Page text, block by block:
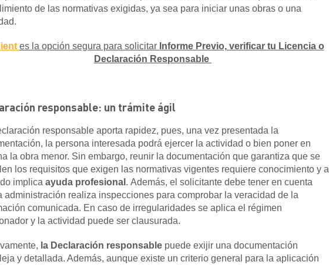
de las normativas exigidas, ya sea para iniciar unas obras o una
es la opción segura para solicitar Informe Previo, verificar tu Licencia o
Declaración Responsable
responsable: un trámite ágil
responsable aporta rapidez, pues, una vez presentada la
la persona interesada podrá ejercer la actividad o bien poner en
la obra menor. Sin embargo, reunir la documentación que garantiza que se
los requisitos que exigen las normativas vigentes requiere conocimiento y a
implica ayuda profesional . Además, el solicitante debe tener en cuenta
administración realiza inspecciones para comprobar la veracidad de la
comunicada. En caso de irregularidades se aplica el régimen
y la actividad puede ser clausurada.
la Declaración responsable puede exijir una documentación
y detallada. Además, aunque existe un criterio general para la aplicación